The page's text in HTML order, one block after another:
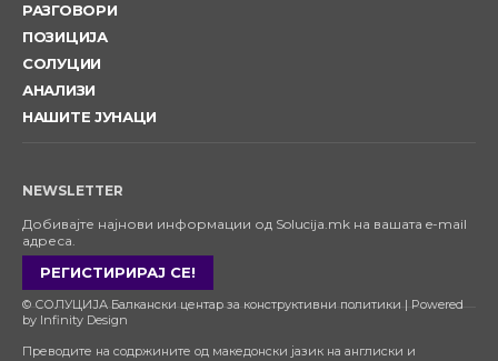
РАЗГОВОРИ
ПОЗИЦИЈА
СОЛУЦИИ
АНАЛИЗИ
НАШИТЕ ЈУНАЦИ
NEWSLETTER
Добивајте најнови информации од Solucija.mk на вашата e-mail
адреса.
РЕГИСТИРИРАЈ СЕ!
© СОЛУЦИЈА Балкански центар за конструктивни политики | Powered
by Infinity Design
Преводите на содржините од македонски јазик на англиски и